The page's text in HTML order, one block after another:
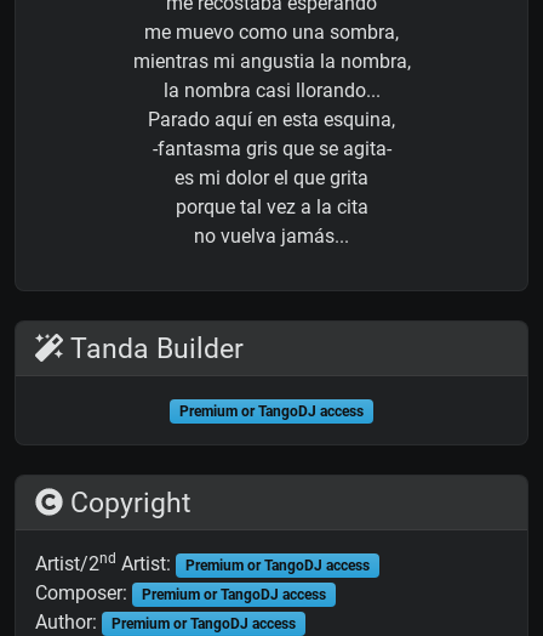
me muevo como una sombra,
mientras mi angustia la nombra,
la nombra casi llorando...
Parado aquí en esta esquina,
-fantasma gris que se agita-
es mi dolor el que grita
porque tal vez a la cita
no vuelva jamás...
Tanda Builder
Premium or TangoDJ access
Copyright
Artist/2nd Artist: Premium or TangoDJ access
Composer: Premium or TangoDJ access
Author: Premium or TangoDJ access